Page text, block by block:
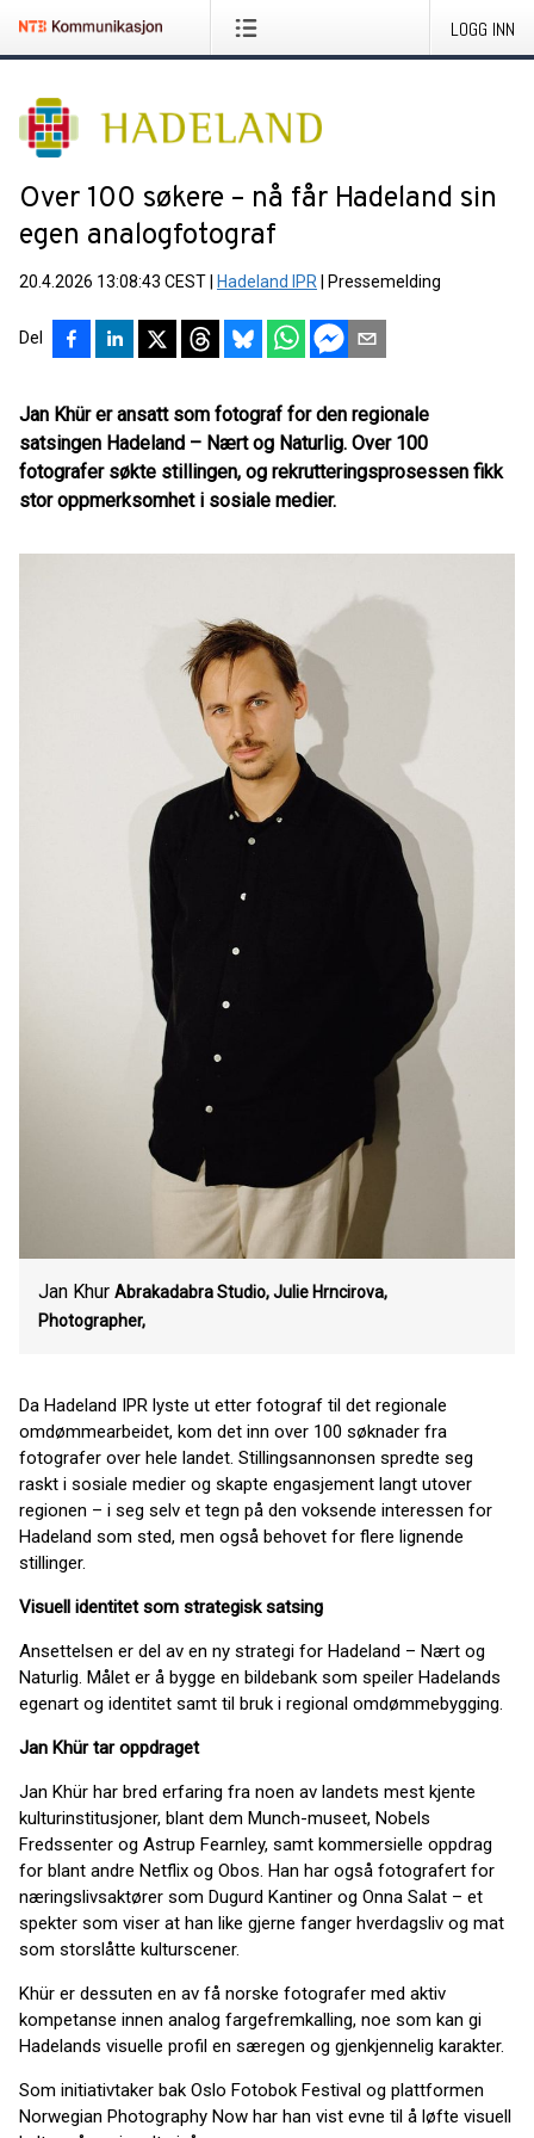
LOGG INN
Over 100 søkere – nå får Hadeland sin
egen analogfotograf
20.4.2026 13:08:43 CEST Hadeland IPR Pressemelding
Del
Jan Khür er ansatt som fotograf for den regionale
satsingen Hadeland – Nært og Naturlig. Over 100
fotografer søkte stillingen, og rekrutteringsprosessen fikk
stor oppmerksomhet i sosiale medier.
Jan Khur Abrakadabra Studio, Julie Hrncirova,
Photographer,
Da Hadeland IPR lyste ut etter fotograf til det regionale
omdømmearbeidet, kom det inn over 100 søknader fra
fotografer over hele landet. Stillingsannonsen spredte seg
raskt i sosiale medier og skapte engasjement langt utover
regionen – i seg selv et tegn på den voksende interessen for
Hadeland som sted, men også behovet for flere lignende
stillinger.
Visuell identitet som strategisk satsing
Ansettelsen er del av en ny strategi for Hadeland – Nært og
Naturlig. Målet er å bygge en bildebank som speiler Hadelands
egenart og identitet samt til bruk i regional omdømmebygging.
Jan Khür tar oppdraget
Jan Khür har bred erfaring fra noen av landets mest kjente
kulturinstitusjoner, blant dem Munch-museet, Nobels
Fredssenter og Astrup Fearnley, samt kommersielle oppdrag
for blant andre Netflix og Obos. Han har også fotografert for
næringslivsaktører som Dugurd Kantiner og Onna Salat – et
spekter som viser at han like gjerne fanger hverdagsliv og mat
som storslåtte kulturscener.
Khür er dessuten en av få norske fotografer med aktiv
kompetanse innen analog fargefremkalling, noe som kan gi
Hadelands visuelle profil en særegen og gjenkjennelig karakter.
Som initiativtaker bak Oslo Fotobok Festival og plattformen
Norwegian Photography Now har han vist evne til å løfte visuell